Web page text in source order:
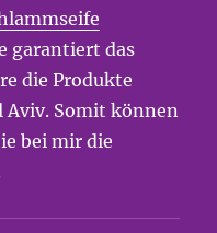
garantiert das
die Produkte
Somit können
bei mir die